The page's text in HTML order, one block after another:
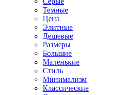
Темные
Цена
Элитные
Дешевые
Размеры
Большие
Маленькие
Стиль
Минимализм
Классические